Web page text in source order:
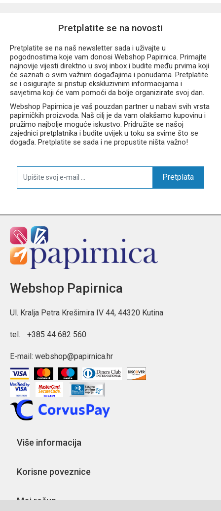
Pretplatite se na novosti
Pretplatite se na naš newsletter sada i uživajte u
pogodnostima koje vam donosi Webshop Papirnica. Primajte
najnovije vijesti direktno u svoj inbox i budite među prvima koji
će saznati o svim važnim događajima i ponudama. Pretplatite
se i osigurajte si pristup ekskluzivnim informacijama i
savjetima koji će vam pomoći da bolje organizirate svoj dan.
Webshop Papirnica je vaš pouzdan partner u nabavi svih vrsta
papirničkih proizvoda. Naš cilj je da vam olakšamo kupovinu i
pružimo najbolje moguće iskustvo. Pridružite se našoj
zajednici pretplatnika i budite uvijek u toku sa svime što se
događa. Pretplatite se sada i ne propustite ništa važno!
Pretplata
Webshop Papirnica
Ul. Kralja Petra Krešimira IV 44, 44320 Kutina
tel. +385 44 682 560
E-mail: webshop@papirnica.hr
Više informacija
Korisne poveznice
Moj račun